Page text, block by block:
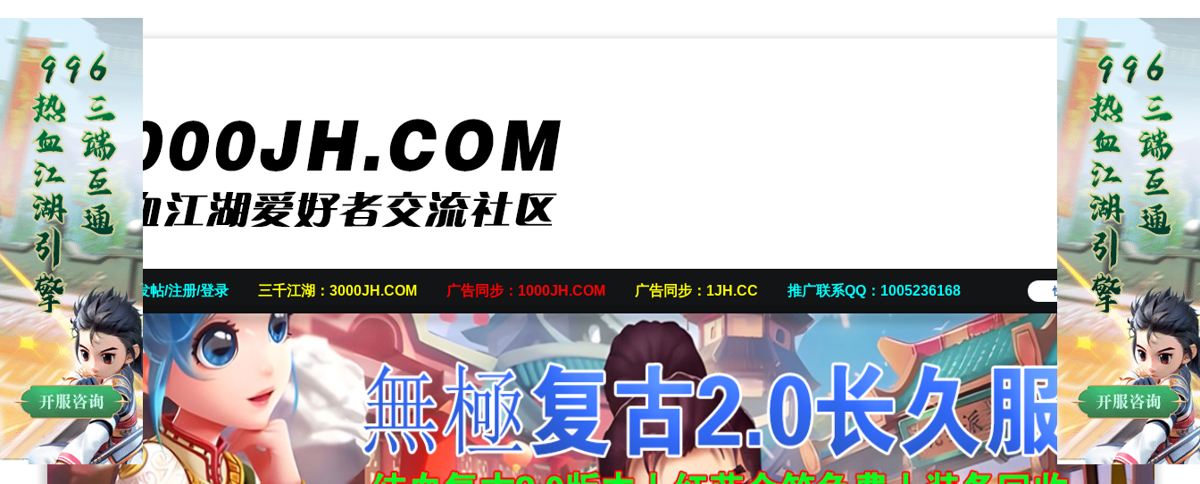
快捷导航
首页 发帖/注册/登录 三千江湖：3000JH.COM 广告同步：1000JH.COM 广告同步：1JH.CC 推广联系QQ：1005236168